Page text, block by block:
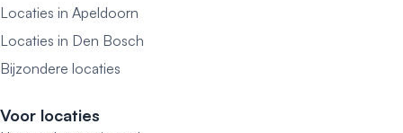
Locaties in Apeldoorn
Locaties in Den Bosch
Bijzondere locaties
Voor locaties